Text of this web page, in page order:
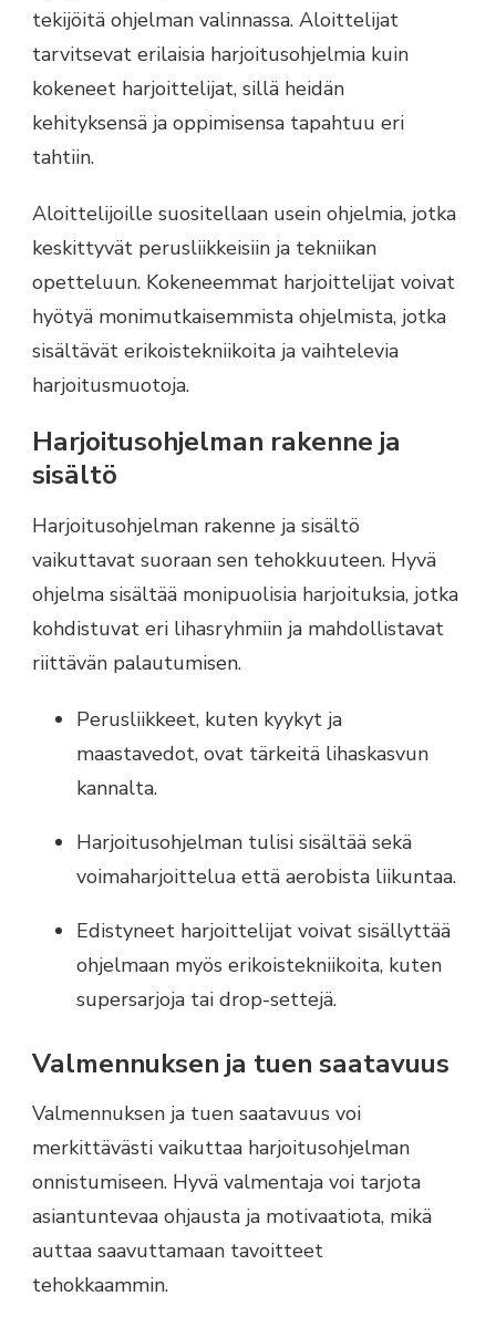
tekijöitä ohjelman valinnassa. Aloittelijat
tarvitsevat erilaisia harjoitusohjelmia kuin
kokeneet harjoittelijat, sillä heidän
kehityksensä ja oppimisensa tapahtuu eri
tahtiin.
Aloittelijoille suositellaan usein ohjelmia, jotka
keskittyvät perusliikkeisiin ja tekniikan
opetteluun. Kokeneemmat harjoittelijat voivat
hyötyä monimutkaisemmista ohjelmista, jotka
sisältävät erikoistekniikoita ja vaihtelevia
harjoitusmuotoja.
Harjoitusohjelman rakenne ja
sisältö
Harjoitusohjelman rakenne ja sisältö
vaikuttavat suoraan sen tehokkuuteen. Hyvä
ohjelma sisältää monipuolisia harjoituksia, jotka
kohdistuvat eri lihasryhmiin ja mahdollistavat
riittävän palautumisen.
Perusliikkeet, kuten kyykyt ja
maastavedot, ovat tärkeitä lihaskasvun
kannalta.
Harjoitusohjelman tulisi sisältää sekä
voimaharjoittelua että aerobista liikuntaa.
Edistyneet harjoittelijat voivat sisällyttää
ohjelmaan myös erikoistekniikoita, kuten
supersarjoja tai drop-settejä.
Valmennuksen ja tuen saatavuus
Valmennuksen ja tuen saatavuus voi
merkittävästi vaikuttaa harjoitusohjelman
onnistumiseen. Hyvä valmentaja voi tarjota
asiantuntevaa ohjausta ja motivaatiota, mikä
auttaa saavuttamaan tavoitteet
tehokkaammin.